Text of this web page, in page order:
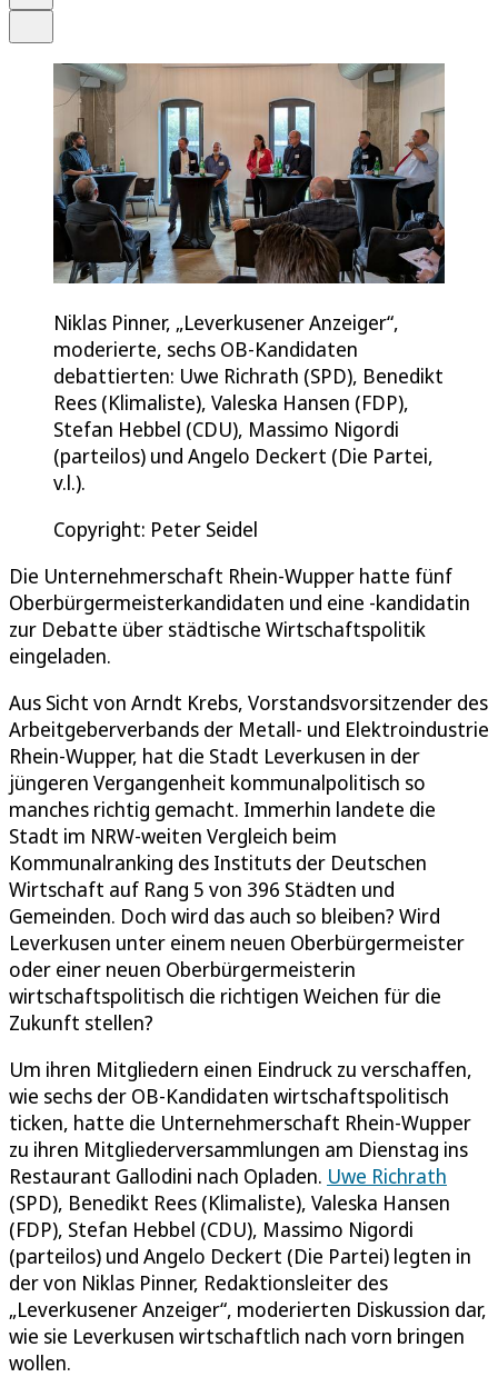
Niklas Pinner, „Leverkusener Anzeiger“,
moderierte, sechs OB-Kandidaten
debattierten: Uwe Richrath (SPD), Benedikt
Rees (Klimaliste), Valeska Hansen (FDP),
Stefan Hebbel (CDU), Massimo Nigordi
(parteilos) und Angelo Deckert (Die Partei,
v.l.).
Copyright: Peter Seidel
Die Unternehmerschaft Rhein-Wupper hatte fünf
Oberbürgermeisterkandidaten und eine -kandidatin
zur Debatte über städtische Wirtschaftspolitik
eingeladen.
Aus Sicht von Arndt Krebs, Vorstandsvorsitzender des
Arbeitgeberverbands der Metall- und Elektroindustrie
Rhein-Wupper, hat die Stadt Leverkusen in der
jüngeren Vergangenheit kommunalpolitisch so
manches richtig gemacht. Immerhin landete die
Stadt im NRW-weiten Vergleich beim
Kommunalranking des Instituts der Deutschen
Wirtschaft auf Rang 5 von 396 Städten und
Gemeinden. Doch wird das auch so bleiben? Wird
Leverkusen unter einem neuen Oberbürgermeister
oder einer neuen Oberbürgermeisterin
wirtschaftspolitisch die richtigen Weichen für die
Zukunft stellen?
Um ihren Mitgliedern einen Eindruck zu verschaffen,
wie sechs der OB-Kandidaten wirtschaftspolitisch
ticken, hatte die Unternehmerschaft Rhein-Wupper
zu ihren Mitgliederversammlungen am Dienstag ins
Restaurant Gallodini nach Opladen. Uwe Richrath
(SPD), Benedikt Rees (Klimaliste), Valeska Hansen
(FDP), Stefan Hebbel (CDU), Massimo Nigordi
(parteilos) und Angelo Deckert (Die Partei) legten in
der von Niklas Pinner, Redaktionsleiter des
„Leverkusener Anzeiger“, moderierten Diskussion dar,
wie sie Leverkusen wirtschaftlich nach vorn bringen
wollen.